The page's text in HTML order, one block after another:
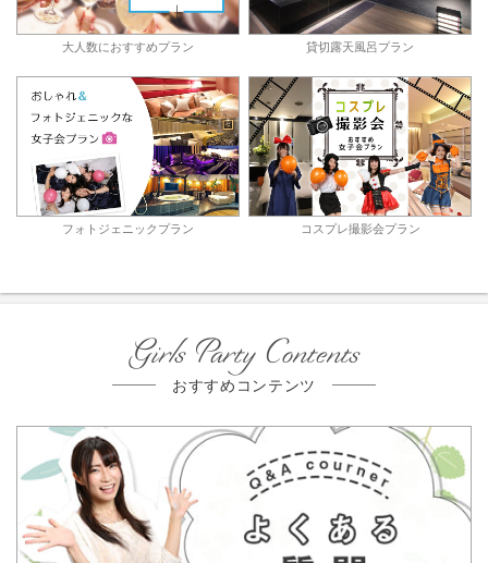
大人数におすすめプラン 貸切露天風呂プラン
フォトジェニックプラン コスプレ撮影会プラン
Girls Party Contents
おすすめコンテンツ